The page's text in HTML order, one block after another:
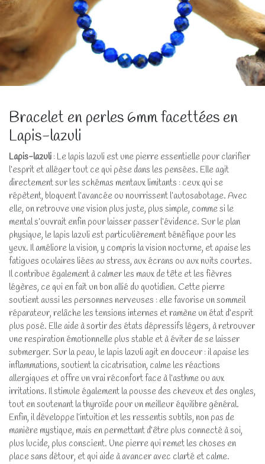
Bracelet en perles 6mm facettées en
Lapis-lazuli
Lapis-lazuli : Le lapis lazuli est une pierre essentielle pour clarifier
l’esprit et alléger tout ce qui pèse dans les pensées. Elle agit
directement sur les schémas mentaux limitants : ceux qui se
répètent, bloquent l’avancée ou nourrissent l’autosabotage. Avec
elle, on retrouve une vision plus juste, plus simple, comme si le
mental s’ouvrait enfin pour laisser passer l’évidence. Sur le plan
physique, le lapis lazuli est particulièrement bénéfique pour les
yeux. Il améliore la vision, y compris la vision nocturne, et apaise les
fatigues oculaires liées au stress, aux écrans ou aux nuits courtes.
Il contribue également à calmer les maux de tête et les fièvres
légères, ce qui en fait un bon allié du quotidien. Cette pierre
soutient aussi les personnes nerveuses : elle favorise un sommeil
réparateur, relâche les tensions internes et ramène un état d’esprit
plus posé. Elle aide à sortir des états dépressifs légers, à retrouver
une respiration émotionnelle plus stable et à éviter de se laisser
submerger. Sur la peau, le lapis lazuli agit en douceur : il apaise les
inflammations, soutient la cicatrisation, calme les réactions
allergiques et offre un vrai réconfort face à l’asthme ou aux
irritations. Il stimule également la pousse des cheveux et des ongles,
tout en soutenant la thyroïde pour un meilleur équilibre général.
Enfin, il développe l’intuition et les ressentis subtils, non pas de
manière mystique, mais en permettant d’être plus connecté à soi,
plus lucide, plus conscient. Une pierre qui remet les choses en
place sans détour, et qui aide à avancer avec clarté et calme.